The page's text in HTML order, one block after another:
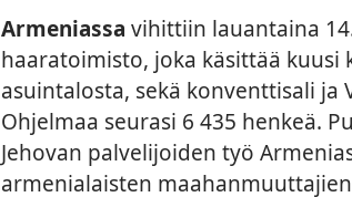
Armeniassa vihittiin lauantaina
haaratoimisto, joka käsittää kuusi
asuintalosta, sekä konventtisali
Ohjelmaa seurasi 6 435 henkeä.
Jehovan palvelijoiden työ
armenialaisten